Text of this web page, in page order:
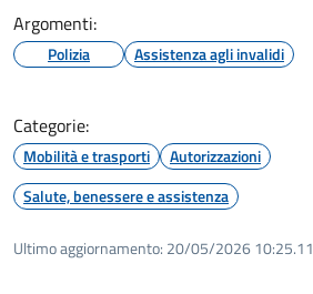
Argomenti:
Polizia Assistenza agli invalidi
Categorie:
Mobilità e trasporti
Autorizzazioni
Salute, benessere e assistenza
Ultimo aggiornamento: 20/05/2026 10:25.11